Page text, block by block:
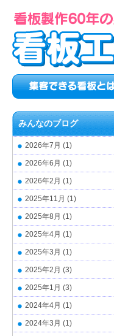
みんなのブログ
2026年7月 (1)
2026年6月 (1)
2026年2月 (1)
2025年11月 (1)
2025年8月 (1)
2025年4月 (1)
2025年3月 (1)
2025年2月 (3)
2025年1月 (3)
2024年4月 (1)
2024年3月 (1)